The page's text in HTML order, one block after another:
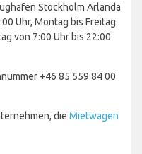
Stockholm Arlanda
Uhr, Montag bis Freitag
von 7:00 Uhr bis 22:00
+46 85 559 84 00
die Mietwagen